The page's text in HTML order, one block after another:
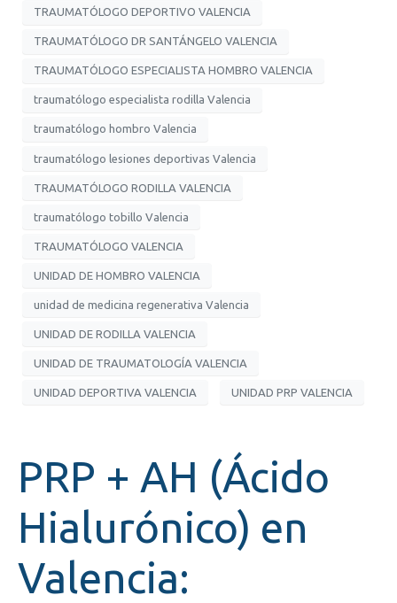
TRAUMATÓLOGO DEPORTIVO VALENCIA
TRAUMATÓLOGO DR SANTÁNGELO VALENCIA
TRAUMATÓLOGO ESPECIALISTA HOMBRO VALENCIA
traumatólogo especialista rodilla Valencia
traumatólogo hombro Valencia
traumatólogo lesiones deportivas Valencia
TRAUMATÓLOGO RODILLA VALENCIA
traumatólogo tobillo Valencia
TRAUMATÓLOGO VALENCIA
UNIDAD DE HOMBRO VALENCIA
unidad de medicina regenerativa Valencia
UNIDAD DE RODILLA VALENCIA
UNIDAD DE TRAUMATOLOGÍA VALENCIA
UNIDAD DEPORTIVA VALENCIA UNIDAD PRP VALENCIA
PRP + AH (Ácido
Hialurónico) en
Valencia: